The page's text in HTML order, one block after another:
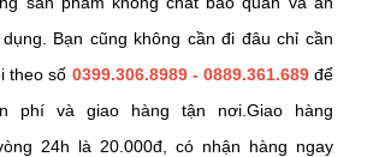
Bạn cũng không cần đi đâu chỉ cần
theo số 0399.306.8989 - 0889.361.689để
phí và giao hàng tận nơi.Giao hàng
24h là 20.000đ, có nhận hàng ngay